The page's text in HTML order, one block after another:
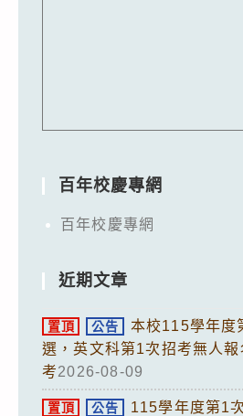
百年校慶專網
百年校慶專網
近期文章
置頂 公告
本校115學年度
選，英文科第1次招考無人
考2026-08-09
置頂 公告
115學年度第1